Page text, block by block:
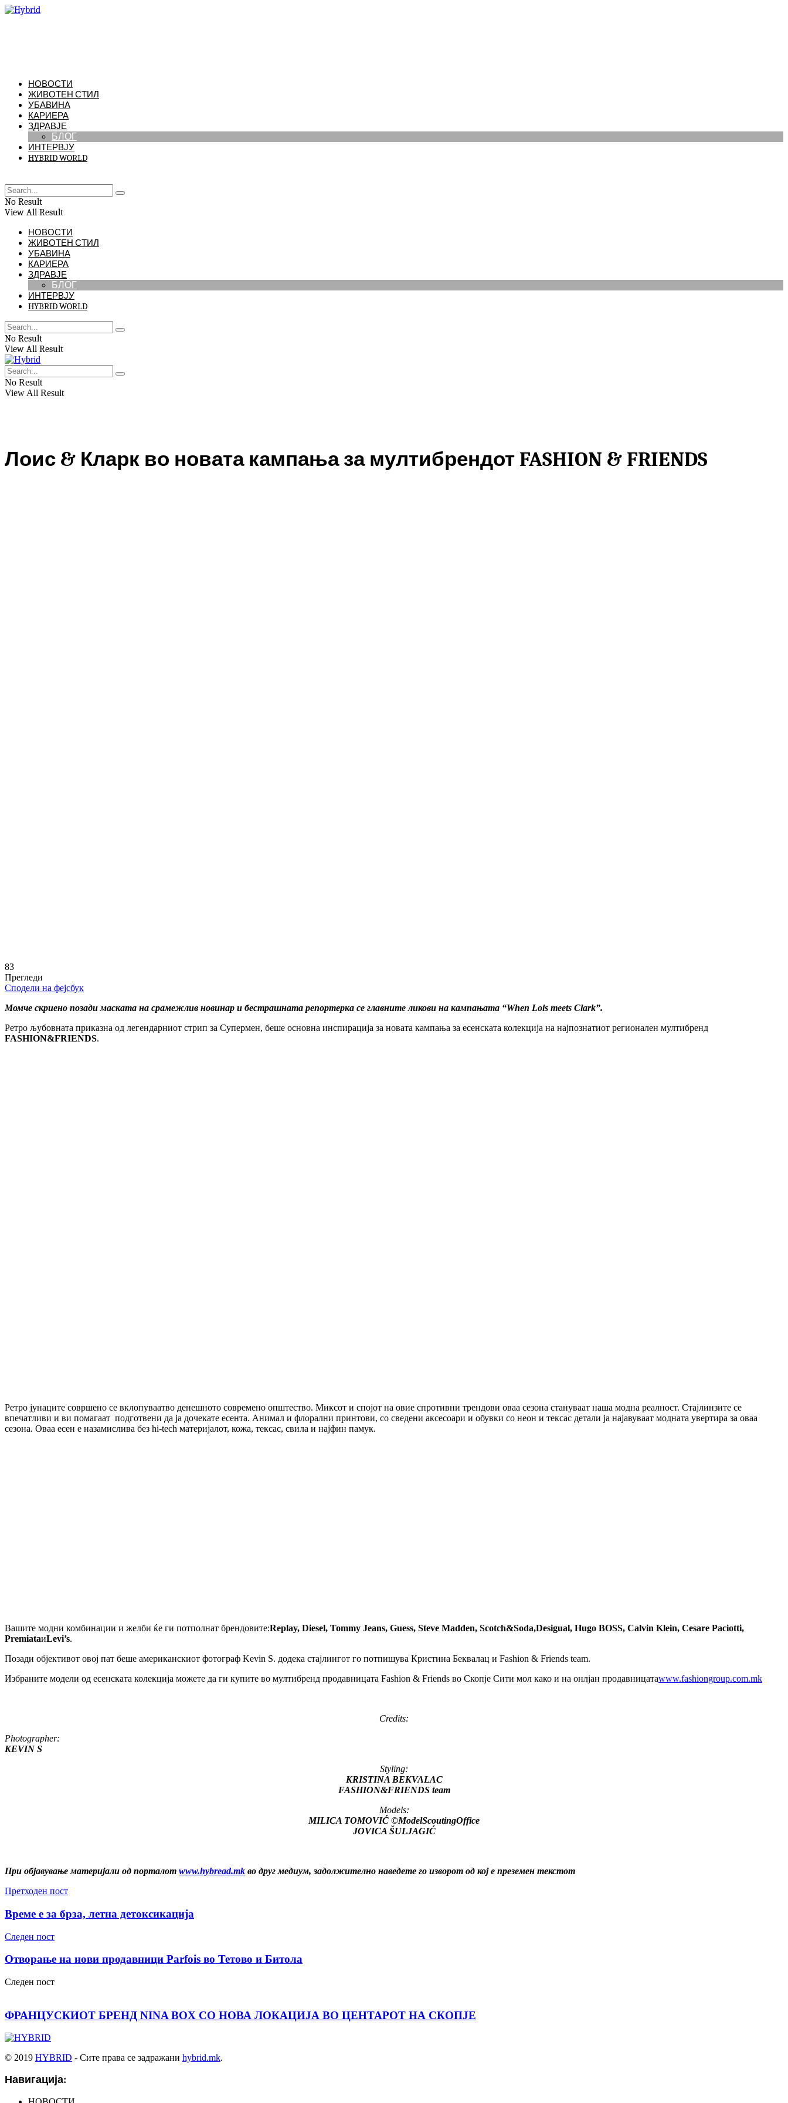
НОВОСТИ
ЖИВОТЕН СТИЛ
УБАВИНА
КАРИЕРА
ЗДРАВЈЕ
БЛОГ
ИНТЕРВЈУ
HYBRID WORLD
No Result
View All Result
НОВОСТИ
ЖИВОТЕН СТИЛ
УБАВИНА
КАРИЕРА
ЗДРАВЈЕ
БЛОГ
ИНТЕРВЈУ
HYBRID WORLD
No Result
View All Result
No Result
View All Result
Лоис & Кларк во новата кампања за мултибрендот FASHION & FRIENDS
83
Прегледи
Сподели на фејсбук
Момче скриено позади маската на срамежлив новинар и бестрашната репортерка се главните ликови на кампањата “When Lois meets Clark”.
Ретро љубовната приказна од легендарниот стрип за Супермен, беше основна инспирација за новата кампања за есенската колекција на најпознатиот регионален мултибренд
FASHION&FRIENDS.
Ретро јунаците совршено се вклопуваатво денешното современо општество. Миксот и спојот на овие спротивни трендови оваа сезона стануваат наша модна реалност. Стајлинзите се
впечатливи и ви помагаат подготвени да ја дочекате есента. Анимал и флорални принтови, со сведени аксесоари и обувки со неон и тексас детали ја најавуваат модната увертира за оваа
сезона. Оваа есен е назамислива без hi-tech материјалот, кожа, тексас, свила и најфин памук.
Вашите модни комбинации и желби ќе ги потполнат брендовите:Replay, Diesel, Tommy Jeans, Guess, Steve Madden, Scotch&Soda,Desigual, Hugo BOSS, Calvin Klein, Cesare Paciotti,
PremiatаиLevi’s.
Позади објективот овој пат беше американскиот фотограф Kevin S. додeка стајлингот го потпишува Кристина Беквалац и Fashion & Friends team.
Избраните модели од есенската колекција можете да ги купите во мултибренд продавницата Fashion & Friends во Скопје Сити мол како и на онлјан продавницатаwww.fashiongroup.com.mk
Credits:
Photographer:
KEVIN S
Styling:
KRISTINA BEKVALAC
FASHION&FRIENDS team
Models:
MILICA TOMOVIĆ ©ModelScoutingOffice
JOVICA ŠULJAGIĆ
При објавување материјали од порталот www.hybread.mk во друг медиум, задолжително наведете го изворот од кој е преземен текстот
Претходен пост
Време е за брза, летна детоксикација
Следен пост
Отворање на нови продавници Parfois во Тетово и Битола
Следен пост
ФРАНЦУСКИОТ БРЕНД NINA BOX СО НОВА ЛОКАЦИЈА ВО ЦЕНТАРОТ НА СКОПЈЕ
© 2019 HYBRID - Сите права се задражани hybrid.mk.
Навигација: